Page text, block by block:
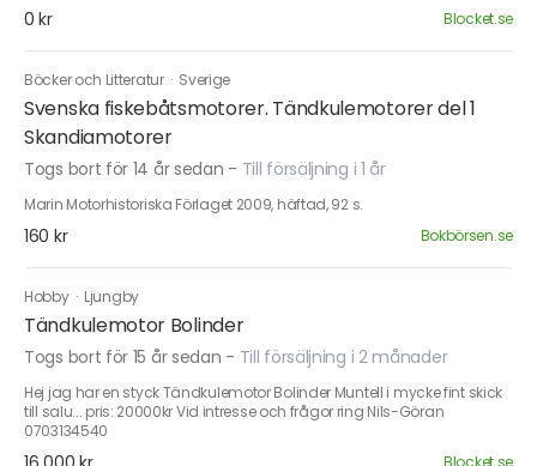
0 kr Blocket.se
Böcker och Litteratur · Sverige
Svenska fiskebåtsmotorer. Tändkulemotorer del 1
Skandiamotorer
Togs bort för 14 år sedan - Till försäljning i 1 år
Marin Motorhistoriska Förlaget 2009, häftad, 92 s.
160 kr Bokbörsen.se
Hobby · Ljungby
Tändkulemotor Bolinder
Togs bort för 15 år sedan - Till försäljning i 2 månader
Hej jag har en styck Tändkulemotor Bolinder Muntell i mycke fint skick
till salu... pris: 20000kr Vid intresse och frågor ring Nils-Göran
0703134540